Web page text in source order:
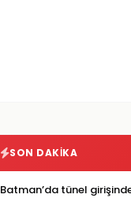
SON DAKIKA
Batman’da tünel